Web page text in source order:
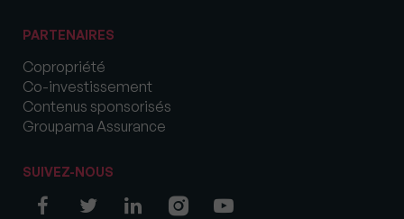
PARTENAIRES
Copropriété
Co-investissement
Contenus sponsorisés
Groupama Assurance
SUIVEZ-NOUS